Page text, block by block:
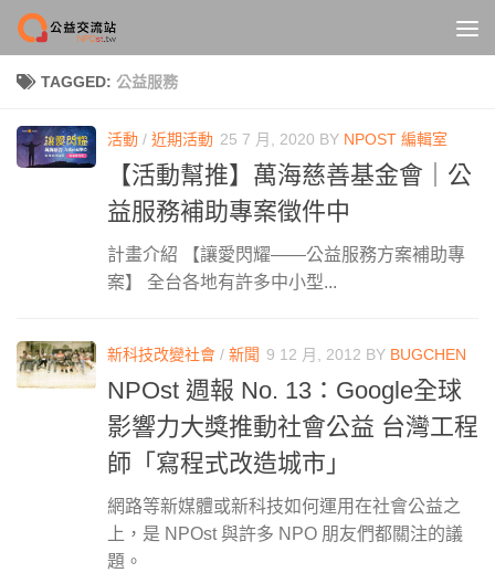
Skip to content
TAGGED: 公益服務
活動 / 近期活動 25 7 月, 2020 BY NPOST 編輯室
【活動幫推】萬海慈善基金會｜公
益服務補助專案徵件中
計畫介紹 【讓愛閃耀——公益服務方案補助專
案】 全台各地有許多中小型...
新科技改變社會 / 新聞 9 12 月, 2012 BY BUGCHEN
NPOst 週報 No. 13：Google全球
影響力大獎推動社會公益 台灣工程
師「寫程式改造城市」
網路等新媒體或新科技如何運用在社會公益之
上，是 NPOst 與許多 NPO 朋友們都關注的議
題。